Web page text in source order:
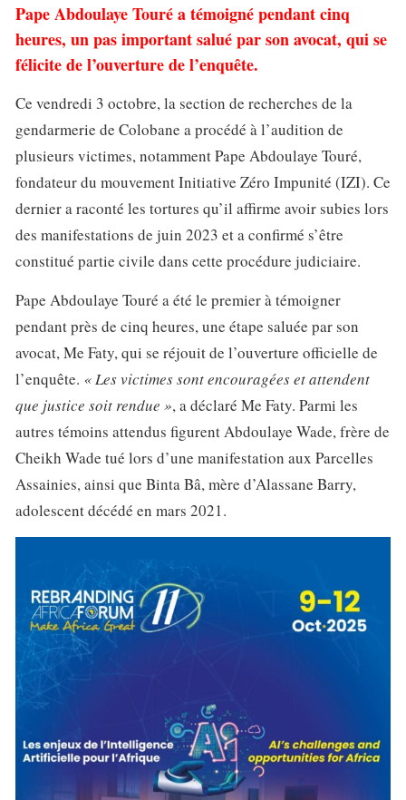
Pape Abdoulaye Touré a témoigné pendant cinq
heures, un pas important salué par son avocat, qui se
félicite de l’ouverture de l’enquête.
Ce vendredi 3 octobre, la section de recherches de la
gendarmerie de Colobane a procédé à l’audition de
plusieurs victimes, notamment Pape Abdoulaye Touré,
fondateur du mouvement Initiative Zéro Impunité (IZI). Ce
dernier a raconté les tortures qu’il affirme avoir subies lors
des manifestations de juin 2023 et a confirmé s’être
constitué partie civile dans cette procédure judiciaire.
Pape Abdoulaye Touré a été le premier à témoigner
pendant près de cinq heures, une étape saluée par son
avocat, Me Faty, qui se réjouit de l’ouverture officielle de
l’enquête. « Les victimes sont encouragées et attendent
que justice soit rendue », a déclaré Me Faty. Parmi les
autres témoins attendus figurent Abdoulaye Wade, frère de
Cheikh Wade tué lors d’une manifestation aux Parcelles
Assainies, ainsi que Binta Bâ, mère d’Alassane Barry,
adolescent décédé en mars 2021.